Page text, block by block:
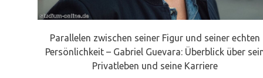
Parallelen zwischen seiner Figur und seiner echten
Persönlichkeit – Gabriel Guevara: Überblick über
Privatleben und seine Karriere